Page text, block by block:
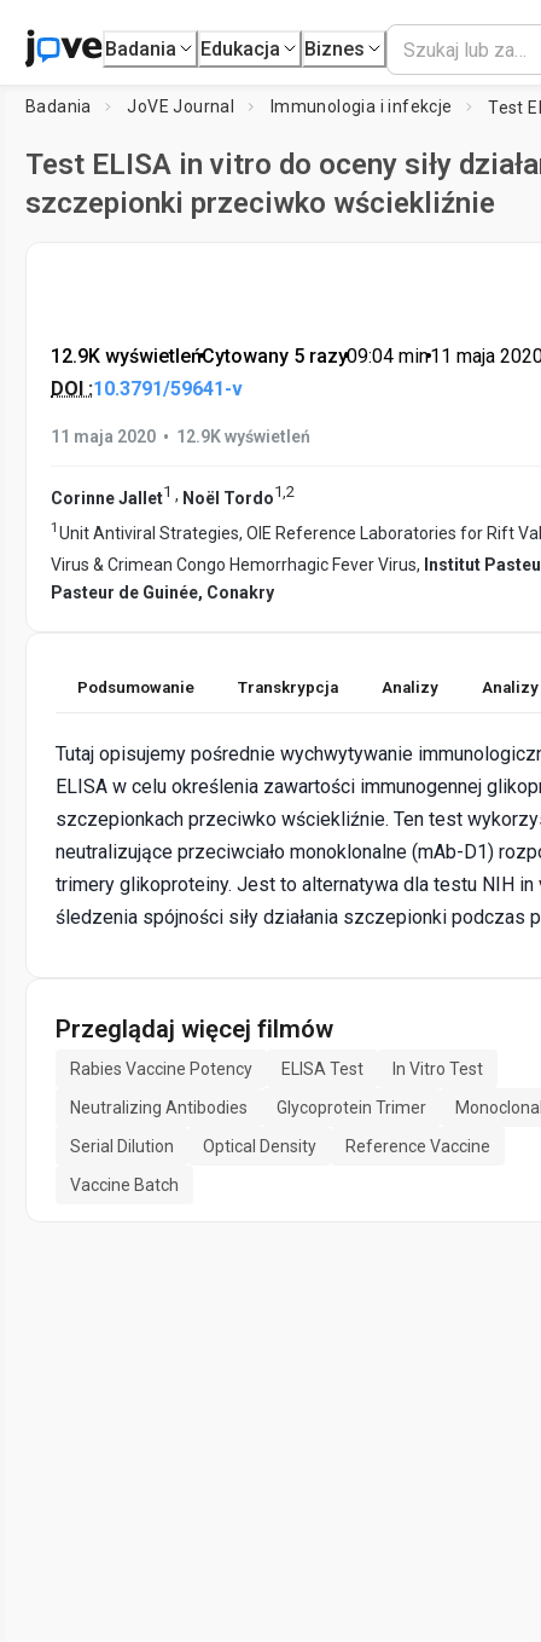
Badania Edukacja Biznes
Badania JoVE Journal Immunologia i infekcje
Test ELISA in vitro do oceny siły
szczepionki przeciwko wściekliźnie
12.9K wyświetleń•Cytowany 5 razy•09:04 min•11 maja
DOI :10.3791/59641-v
11 maja 2020 • 12.9K wyświetleń
Corinne Jallet1 , Noël Tordo1,2
1 Unit Antiviral Strategies, OIE Reference Laboratories for Rift
Virus & Crimean Congo Hemorrhagic Fever Virus, Institut
Pasteur de Guinée, Conakry
Podsumowanie Transkrypcja Analizy
Tutaj opisujemy pośrednie wychwytywanie
ELISA w celu określenia zawartości immunogennej
szczepionkach przeciwko wściekliźnie. Ten test
neutralizujące przeciwciało monoklonalne (mAb-D1)
trimery glikoproteiny. Jest to alternatywa dla testu NIH in
śledzenia spójności siły działania szczepionki podczas
Przeglądaj więcej filmów
Rabies Vaccine Potency ELISA Test
In Vitro Test
Neutralizing Antibodies
Glycoprotein Trimer
Serial Dilution
Optical Density
Reference Vaccine
Vaccine Batch